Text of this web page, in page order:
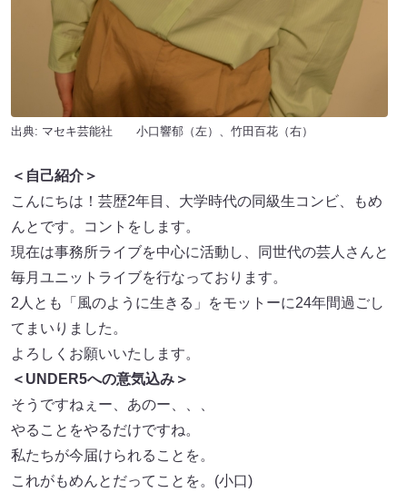
出典: マセキ芸能社 小口響郁（左）、竹田百花（右）
＜自己紹介＞
こんにちは！芸歴2年目、大学時代の同級生コンビ、もめ
んとです。コントをします。
現在は事務所ライブを中心に活動し、同世代の芸人さんと
毎月ユニットライブを行なっております。
2人とも「風のように生きる」をモットーに24年間過ごし
てまいりました。
よろしくお願いいたします。
＜UNDER5への意気込み＞
そうですねぇー、あのー、、、
やることをやるだけですね。
私たちが今届けられることを。
これがもめんとだってことを。(小口)